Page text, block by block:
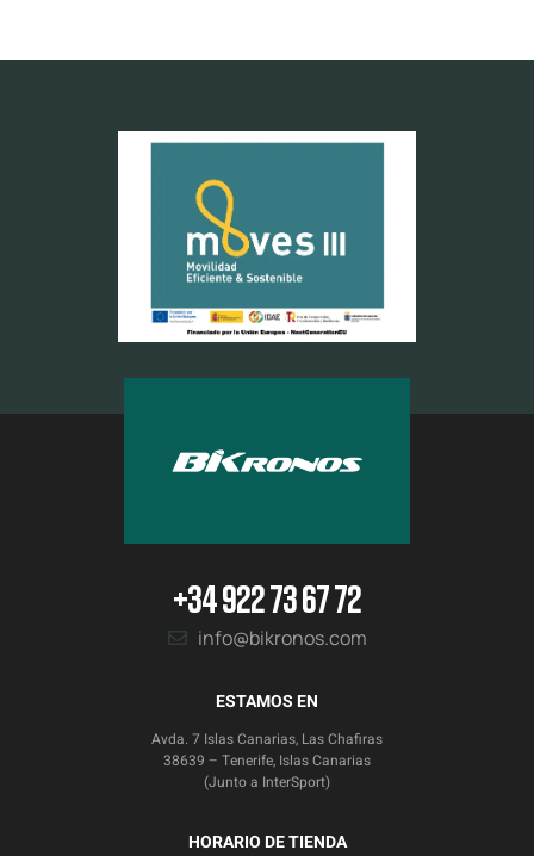
+34 922 73 67 72
info@bikronos.com
ESTAMOS EN
Avda. 7 Islas Canarias, Las Chafiras
38639 – Tenerife, Islas Canarias
(Junto a InterSport)
HORARIO DE TIENDA